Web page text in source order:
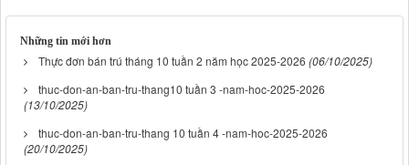
Những tin mới hơn
Thực đơn bán trú tháng 10 tuần 2 năm học 2025-2026 (06/10/2025)
thuc-don-an-ban-tru-thang10 tuần 3 -nam-hoc-2025-2026
(13/10/2025)
thuc-don-an-ban-tru-thang 10 tuần 4 -nam-hoc-2025-2026
(20/10/2025)